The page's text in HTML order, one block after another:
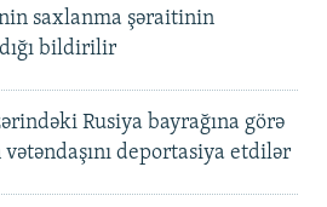
saxlanma şəraitinin
bildirilir
Rusiya bayrağına görə
deportasiya etdilər